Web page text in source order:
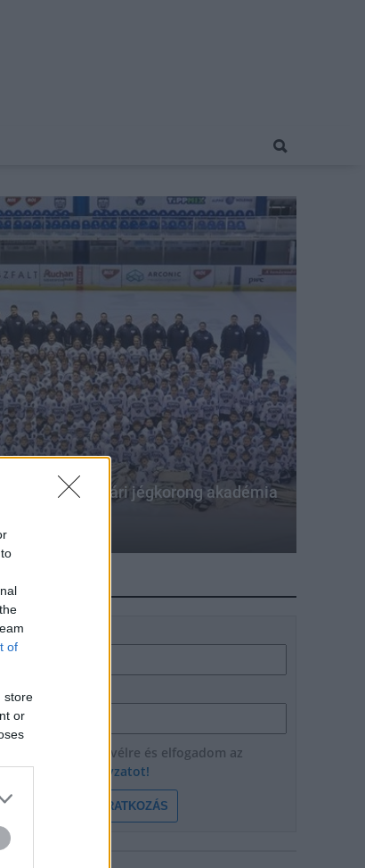
of
store
or
a fehérvári jégkorong akadémia
cím
a hírlevélre és elfogadom az
szabályzatot!
FELIRATKOZÁS